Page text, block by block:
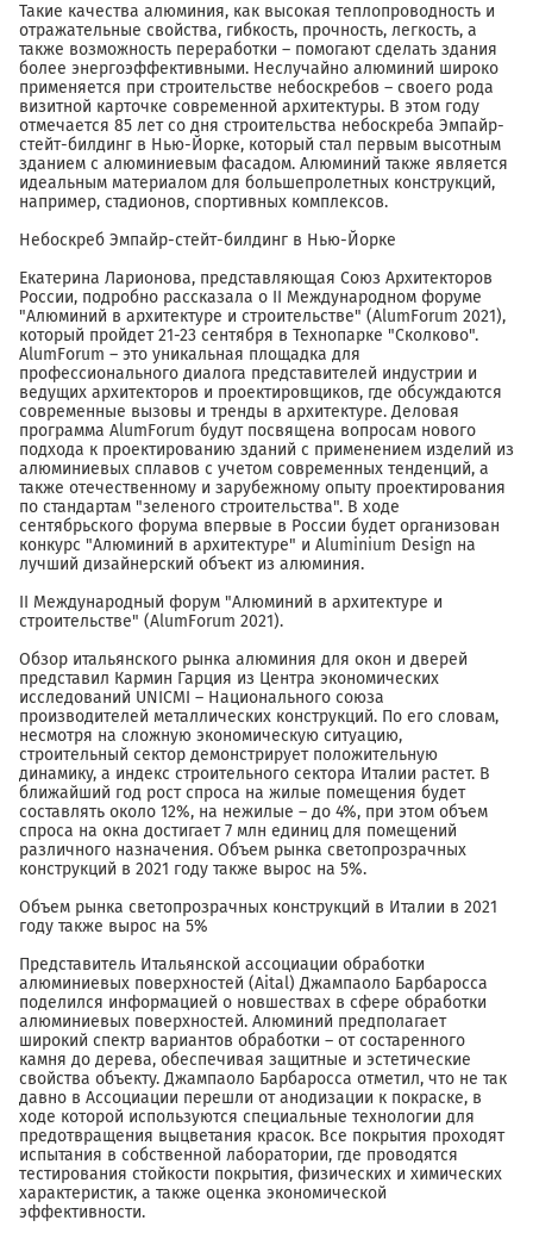
Такие качества алюминия, как высокая теплопроводность и
отражательные свойства, гибкость, прочность, легкость, а
также возможность переработки – помогают сделать здания
более энергоэффективными. Неслучайно алюминий широко
применяется при строительстве небоскребов – своего рода
визитной карточке современной архитектуры. В этом году
отмечается 85 лет со дня строительства небоскреба Эмпайр-
стейт-билдинг в Нью-Йорке, который стал первым высотным
зданием с алюминиевым фасадом. Алюминий также является
идеальным материалом для большепролетных конструкций,
например, стадионов, спортивных комплексов.
Небоскреб Эмпайр-стейт-билдинг в Нью-Йорке
Екатерина Ларионова, представляющая Союз Архитекторов
России, подробно рассказала о II Международном форуме
"Алюминий в архитектуре и строительстве" (AlumForum 2021),
который пройдет 21-23 сентября в Технопарке "Сколково".
AlumForum – это уникальная площадка для
профессионального диалога представителей индустрии и
ведущих архитекторов и проектировщиков, где обсуждаются
современные вызовы и тренды в архитектуре. Деловая
программа AlumForum будут посвящена вопросам нового
подхода к проектированию зданий с применением изделий из
алюминиевых сплавов с учетом современных тенденций, а
также отечественному и зарубежному опыту проектирования
по стандартам "зеленого строительства". В ходе
сентябрьского форума впервые в России будет организован
конкурс "Алюминий в архитектуре" и Aluminium Design на
лучший дизайнерский объект из алюминия.
II Международный форум "Алюминий в архитектуре и
строительстве" (AlumForum 2021).
Обзор итальянского рынка алюминия для окон и дверей
представил Кармин Гарция из Центра экономических
исследований UNICMI – Национального союза
производителей металлических конструкций. По его словам,
несмотря на сложную экономическую ситуацию,
строительный сектор демонстрирует положительную
динамику, а индекс строительного сектора Италии растет. В
ближайший год рост спроса на жилые помещения будет
составлять около 12%, на нежилые – до 4%, при этом объем
спроса на окна достигает 7 млн единиц для помещений
различного назначения. Объем рынка светопрозрачных
конструкций в 2021 году также вырос на 5%.
Объем рынка светопрозрачных конструкций в Италии в 2021
году также вырос на 5%
Представитель Итальянской ассоциации обработки
алюминиевых поверхностей (Aital) Джампаоло Барбаросса
поделился информацией о новшествах в сфере обработки
алюминиевых поверхностей. Алюминий предполагает
широкий спектр вариантов обработки – от состаренного
камня до дерева, обеспечивая защитные и эстетические
свойства объекту. Джампаоло Барбаросса отметил, что не так
давно в Ассоциации перешли от анодизации к покраске, в
ходе которой используются специальные технологии для
предотвращения выцветания красок. Все покрытия проходят
испытания в собственной лаборатории, где проводятся
тестирования стойкости покрытия, физических и химических
характеристик, а также оценка экономической
эффективности.